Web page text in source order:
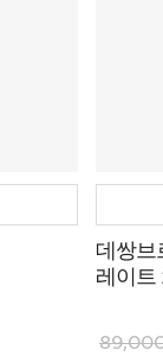
데쌍브
레이트